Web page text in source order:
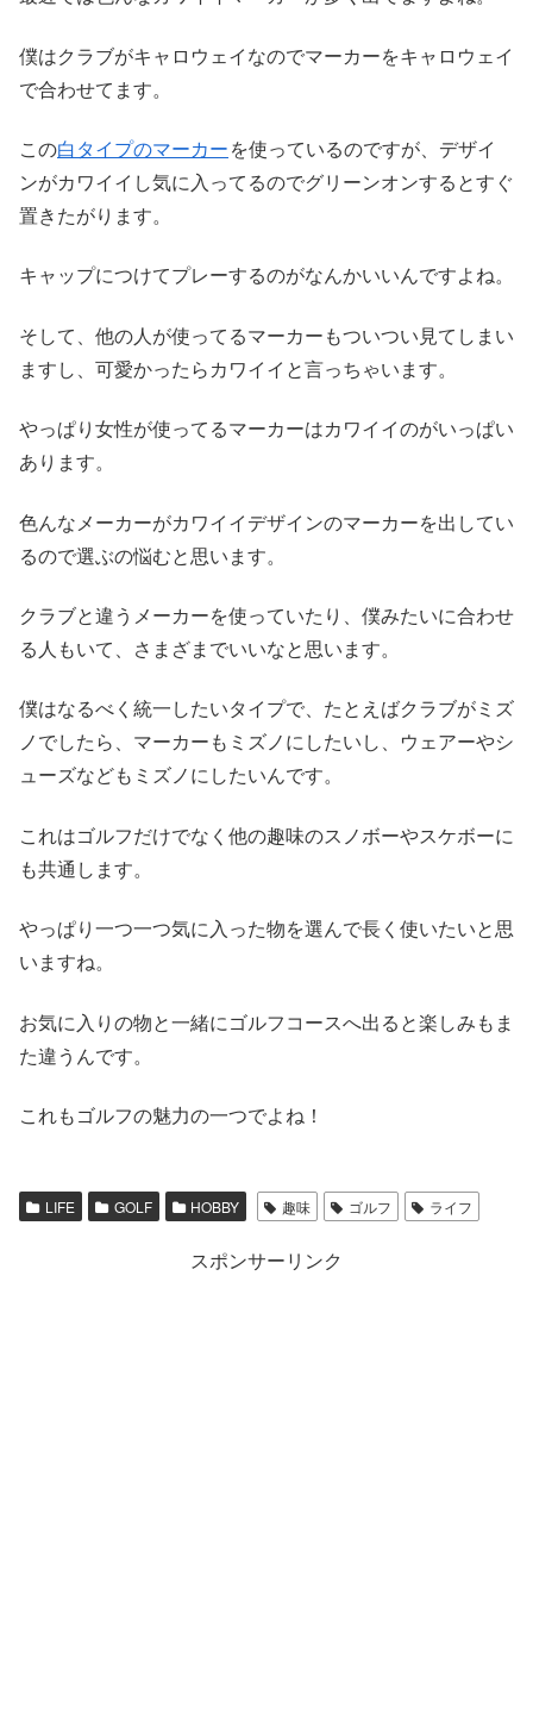
僕はクラブがキャロウェイなのでマーカーをキャロウェイ
で合わせてます。
この白タイプのマーカーを使っているのですが、デザイ
ンがカワイイし気に入ってるのでグリーンオンするとすぐ
置きたがります。
キャップにつけてプレーするのがなんかいいんですよね。
そして、他の人が使ってるマーカーもついつい見てしまい
ますし、可愛かったらカワイイと言っちゃいます。
やっぱり女性が使ってるマーカーはカワイイのがいっぱい
あります。
色んなメーカーがカワイイデザインのマーカーを出してい
るので選ぶの悩むと思います。
クラブと違うメーカーを使っていたり、僕みたいに合わせ
る人もいて、さまざまでいいなと思います。
僕はなるべく統一したいタイプで、たとえばクラブがミズ
ノでしたら、マーカーもミズノにしたいし、ウェアーやシ
ューズなどもミズノにしたいんです。
これはゴルフだけでなく他の趣味のスノボーやスケボーに
も共通します。
やっぱり一つ一つ気に入った物を選んで長く使いたいと思
いますね。
お気に入りの物と一緒にゴルフコースへ出ると楽しみもま
た違うんです。
これもゴルフの魅力の一つでよね！
LIFE GOLF HOBBY 趣味 ゴルフ ライフ
スポンサーリンク